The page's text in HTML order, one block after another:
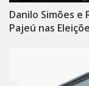
Danilo Simões e
Pajeú nas